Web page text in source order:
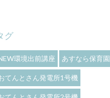
グ
環境出前講座 あすなら保育園
てんとさん発電所1号機